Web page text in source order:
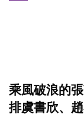
乘風破浪的
排虞書欣、